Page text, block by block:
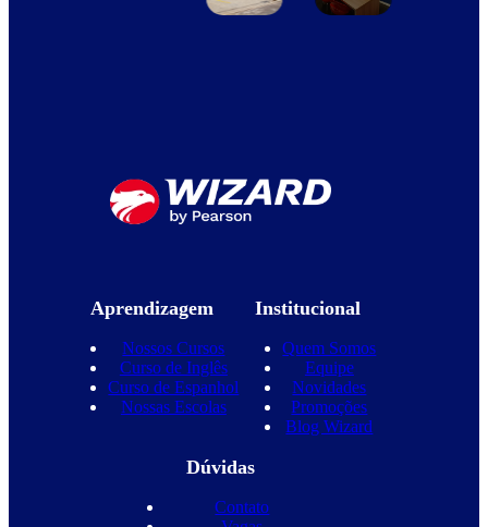
Aprendizagem
Nossos Cursos
Curso de Inglês
Curso de Espanhol
Nossas Escolas
Institucional
Quem Somos
Equipe
Novidades
Promoções
Blog Wizard
Dúvidas
Contato